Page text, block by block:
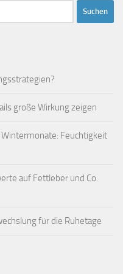
große Wirkung zeigen
Feuchtigkeit
auf Fettleber und Co.
für die Ruhetage